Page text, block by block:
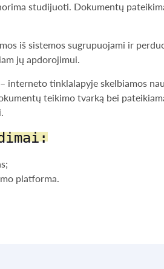
studijuoti. Dokumentų
iš sistemos sugrupuojami ir
jų apdorojimui.
interneto tinklalapyje skelbiamos
teikimo tvarką bei
platforma.